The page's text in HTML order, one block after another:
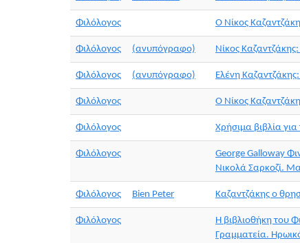
Φιλόλογος Ο Νίκος
Φιλόλογος (ανυπόγραφο) Νίκος
Φιλόλογος (ανυπόγραφο) Ελένη
Φιλόλογος Ο Νίκος
Φιλόλογος Χρήσιμα βιβλία
Φιλόλογος
George Galloway
Νικολά Σαρκοζί.
Φιλόλογος Bien Peter Καζαντζάκης ο
Φιλόλογος
Η βιβλιοθήκη του
Γραμματεία.